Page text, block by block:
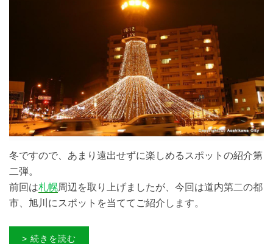
冬ですので、あまり遠出せずに楽しめるスポットの紹介第
二弾。
前回は札幌周辺を取り上げましたが、今回は道内第二の都
市、旭川にスポットを当ててご紹介します。
> 続きを読む